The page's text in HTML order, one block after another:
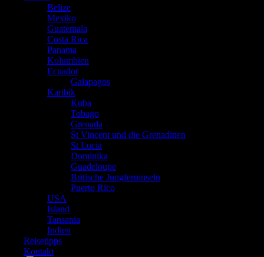
Belize
Mexiko
Guatemala
Costa Rica
Panama
Kolumbien
Ecuador
Galapagos
Karibik
Kuba
Tobago
Grenada
St Vincent und die Grenadinen
St Lucia
Dominika
Guadeloupe
Britische Jungferninseln
Puerto Rico
USA
Island
Tansania
Indien
Reisetipps
Kontakt